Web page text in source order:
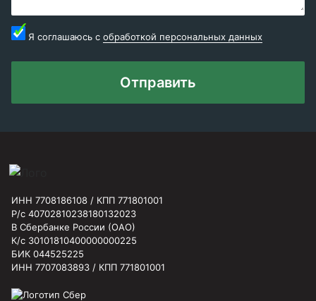
Я соглашаюсь с обработкой персональных данных
Отправить
ИНН 7708186108 / КПП 771801001
Р/с 40702810238180132023
В Сбербанке России (ОАО)
К/с 30101810400000000225
БИК 044525225
ИНН 7707083893 / КПП 771801001